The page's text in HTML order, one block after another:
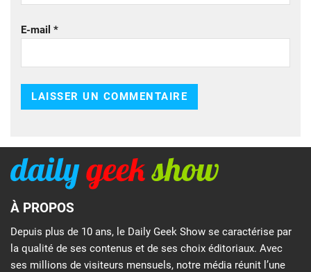
E-mail *
À PROPOS
Depuis plus de 10 ans, le Daily Geek Show se caractérise par
la qualité de ses contenus et de ses choix éditoriaux. Avec
ses millions de visiteurs mensuels, notre média réunit l’une